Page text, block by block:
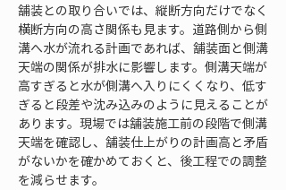
舗装との取り合いでは、縦断方向だけでなく
横断方向の高さ関係も見ます。道路側から側
溝へ水が流れる計画であれば、舗装面と側溝
天端の関係が排水に影響します。側溝天端が
高すぎると水が側溝へ入りにくくなり、低す
ぎると段差や沈み込みのように見えることが
あります。現場では舗装施工前の段階で側溝
天端を確認し、舗装仕上がりの計画高と矛盾
がないかを確かめておくと、後工程での調整
を減らせます。